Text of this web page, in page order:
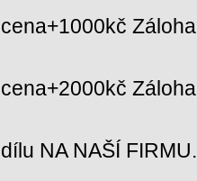
cena+1000kč
cena+2000kč
dílu NA NAŠÍ